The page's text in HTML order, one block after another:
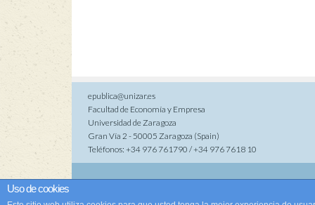
epublica@unizar.es
Facultad de Economía y Empresa
Universidad de Zaragoza
Gran Vía 2 - 50005 Zaragoza (Spain)
Teléfonos: +34 976 761790 / +34 976 7618 10
Uso de cookies